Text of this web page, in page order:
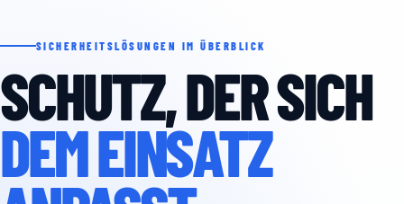
SICHERHEITSLÖSUNGEN IM ÜBERBLICK
SCHUTZ, DER SICH
DEM EINSATZ